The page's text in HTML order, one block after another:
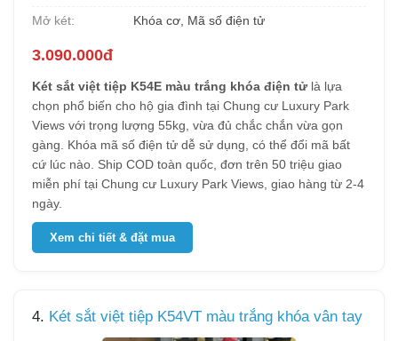
Mở két: Khóa cơ, Mã số điện tử
3.090.000đ
Két sắt việt tiệp K54E màu trắng khóa điện tửlà lựa
chọn phổ biến cho hộ gia đình tại Chung cư Luxury Park
Views với trọng lượng 55kg, vừa đủ chắc chắn vừa gọn
gàng. Khóa mã số điện tử dễ sử dụng, có thể đổi mã bất
cứ lúc nào. Ship COD toàn quốc, đơn trên 50 triệu giao
miễn phí tại Chung cư Luxury Park Views, giao hàng từ 2-4
ngày.
Xem chi tiết & đặt mua
4. Két sắt việt tiệp K54VT màu trắng khóa vân tay